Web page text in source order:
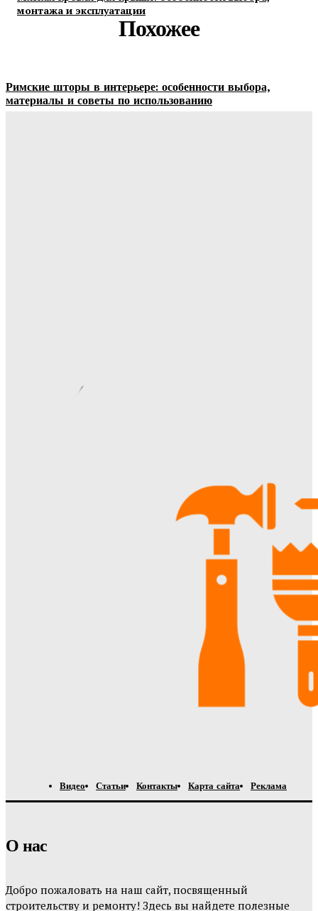
монтажа и эксплуатации
Похожее
Римские шторы в интерьере: особенности выбора,
материалы и советы по использованию
Видео Статьи Контакты Карта сайта Реклама
О нас
Добро пожаловать на наш сайт, посвященный
строительству и ремонту! Здесь вы найдете полезные